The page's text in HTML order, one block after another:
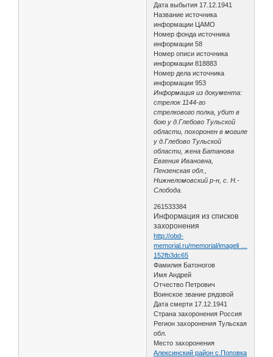
Дата выбытия 17.12.1941
Название источника
информации ЦАМО
Номер фонда источника
информации 58
Номер описи источника
информации 818883
Номер дела источника
информации 953
Информация из документа:
стрелок 1144-го
стрелкового полка, убит в
бою у д.Глебово Тульской
области, похоронен в могиле
у д.Глебово Тульской
области, жена Батанова
Евгения Ивановна,
Пензенская обл.,
Нижнеломовский р-н, с. Н.-
Слобода.
261533384
Информация из списков
захоронения
http://obd-
memorial.ru/memorial/imageli …
152fb3dc65
Фамилия Батоногов
Имя Андрей
Отчество Петрович
Воинское звание рядовой
Дата смерти 17.12.1941
Страна захоронения Россия
Регион захоронения Тульская
обл.
Место захоронения
Алексинский район с.Поповка